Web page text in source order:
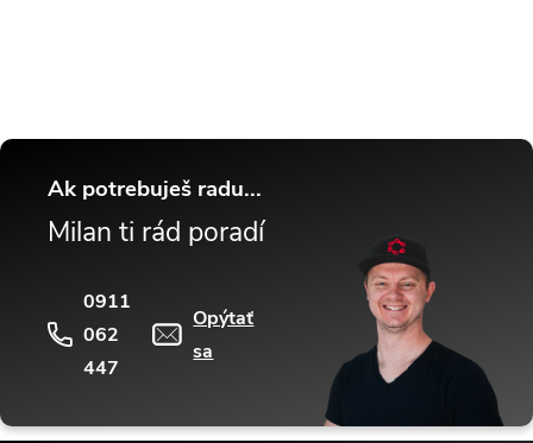
Ak potrebuješ radu...
Milan ti rád poradí
0911
062
447
Opýtať
sa